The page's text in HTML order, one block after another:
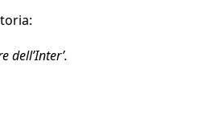
dell’Inter’.